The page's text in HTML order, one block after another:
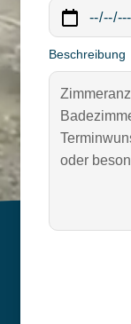
Beschreibung